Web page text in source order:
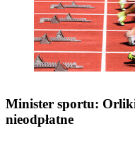
Minister sportu:
nieodpłatne